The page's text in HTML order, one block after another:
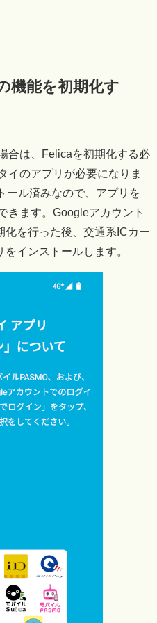
機能を初期化す
合は、Felicaを初期化する必
イのアプリが必要になりま
ール済みなので、アプリを
きます。Googleアカウント
を行った後、交通系ICカー
インストールします。